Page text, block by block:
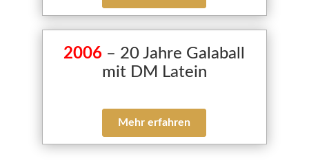
2006 – 20 Jahre Galaball
mit DM Latein
Mehr erfahren